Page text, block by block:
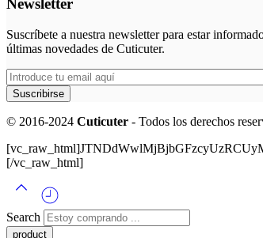
Newsletter
Suscríbete a nuestra newsletter para estar
últimas novedades de Cuticuter.
© 2016-2024 Cuticuter - Todos los derechos
[/vc_raw_html]
Search